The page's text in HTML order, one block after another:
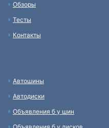
Обзоры
Тесты
Контакты
Автошины
Автодиски
Объявления б у шин